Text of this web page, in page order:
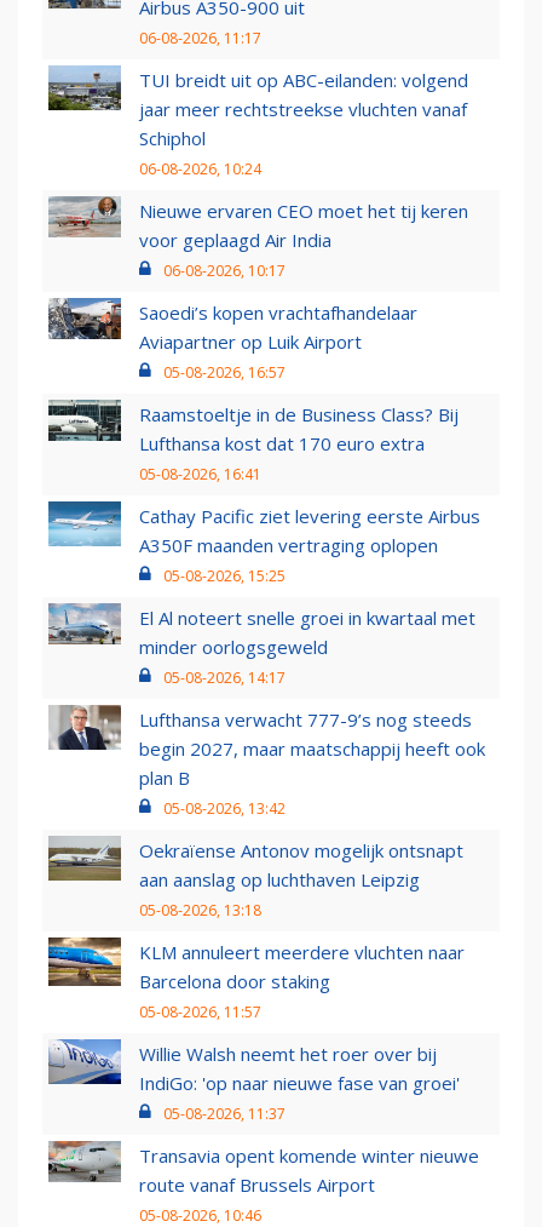
Airbus A350-900 uit
06-08-2026, 11:17
TUI breidt uit op ABC-eilanden: volgend
jaar meer rechtstreekse vluchten vanaf
Schiphol
06-08-2026, 10:24
Nieuwe ervaren CEO moet het tij keren
voor geplaagd Air India
06-08-2026, 10:17
Saoedi’s kopen vrachtafhandelaar
Aviapartner op Luik Airport
05-08-2026, 16:57
Raamstoeltje in de Business Class? Bij
Lufthansa kost dat 170 euro extra
05-08-2026, 16:41
Cathay Pacific ziet levering eerste Airbus
A350F maanden vertraging oplopen
05-08-2026, 15:25
El Al noteert snelle groei in kwartaal met
minder oorlogsgeweld
05-08-2026, 14:17
Lufthansa verwacht 777-9’s nog steeds
begin 2027, maar maatschappij heeft ook
plan B
05-08-2026, 13:42
Oekraïense Antonov mogelijk ontsnapt
aan aanslag op luchthaven Leipzig
05-08-2026, 13:18
KLM annuleert meerdere vluchten naar
Barcelona door staking
05-08-2026, 11:57
Willie Walsh neemt het roer over bij
IndiGo: 'op naar nieuwe fase van groei'
05-08-2026, 11:37
Transavia opent komende winter nieuwe
route vanaf Brussels Airport
05-08-2026, 10:46